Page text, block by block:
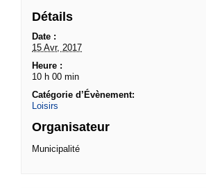
Détails
Date :
15 Avr, 2017
Heure :
10 h 00 min
Catégorie d’Évènement:
Loisirs
Organisateur
Municipalité